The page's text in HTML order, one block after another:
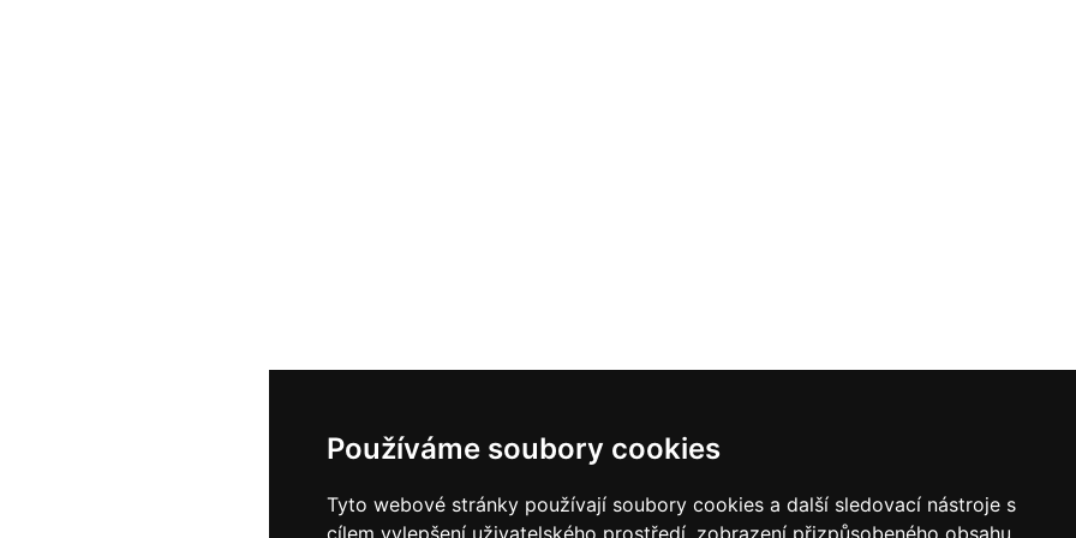
Používáme soubory cookies
Tyto webové stránky používají soubory cookies a další sledovací nástroje s
cílem vylepšení uživatelského prostředí, zobrazení přizpůsobeného obsahu